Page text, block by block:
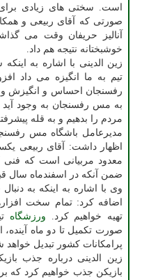
است. سختی های زیادی
آنالیز حریفان وقت می
خوشبختانه نتیجه هم داد.
زین الدینی با اشاره به
تیم به ما انگیزه می داد
رفسنجان احساس و
به مس رفسنجان به وجود آید
مردم را بدهیم و به قله
مدیرعامل باشگاه مس
اظهار داشت: آقای ربیعی
معدود مربیانی است که فنی
ضمن آنکه در اسفندماه سال
اضافه کرد: تمام سخت
تهیه خواهیم کرد. ورزشگاه
صورت تکمیل تا دو ماه
پرامکانات کشور تبدیل خواهد
زین الدینی درباره جذب
بازیکن جذب خواهیم کرد که